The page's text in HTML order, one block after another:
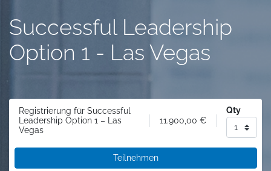
Successful Leadership
Option 1 - Las Vegas
Registrierung für Successful
Leadership Option 1 – Las
Vegas
11.900,00 €
Qty
Teilnehmen